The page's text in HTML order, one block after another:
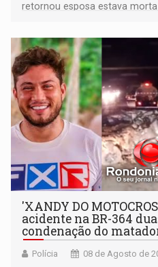
retornou esposa estava morta
'XANDY DO
acidente na BR-364
condenação do
Polícia 08 de Agosto de